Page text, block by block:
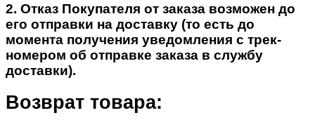
2. Отказ Покупателя от заказа возможен до
его отправки на доставку (то есть до
момента получения уведомления с трек-
номером об отправке заказа в службу
доставки).
Возврат товара: